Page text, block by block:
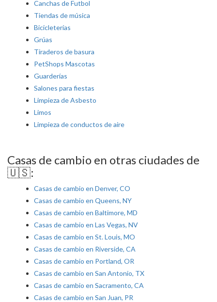
Canchas de Futbol
Tiendas de música
Bicicleterías
Grúas
Tiraderos de basura
PetShops Mascotas
Guarderías
Salones para fiestas
Limpieza de Asbesto
Limos
Limpieza de conductos de aire
Casas de cambio en otras ciudades de
🇺🇸:
Casas de cambio en Denver, CO
Casas de cambio en Queens, NY
Casas de cambio en Baltimore, MD
Casas de cambio en Las Vegas, NV
Casas de cambio en St. Louis, MO
Casas de cambio en Riverside, CA
Casas de cambio en Portland, OR
Casas de cambio en San Antonio, TX
Casas de cambio en Sacramento, CA
Casas de cambio en San Juan, PR